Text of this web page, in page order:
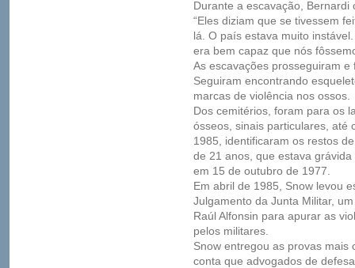
Durante a escavação,
“Eles diziam que se tivessem
lá. O país estava muito
era bem capaz que nós
As escavações prosseguiram
Seguiram encontrando
marcas de violência nos ossos.
Dos cemitérios, foram para os
ósseos, sinais particulares, até
1985, identificaram os restos
de 21 anos, que estava
em 15 de outubro de 1977.
Em abril de 1985, Snow levou
Julgamento da Junta Militar,
Raúl Alfonsin para apurar as
pelos militares.
Snow entregou as provas mais
conta que advogados de